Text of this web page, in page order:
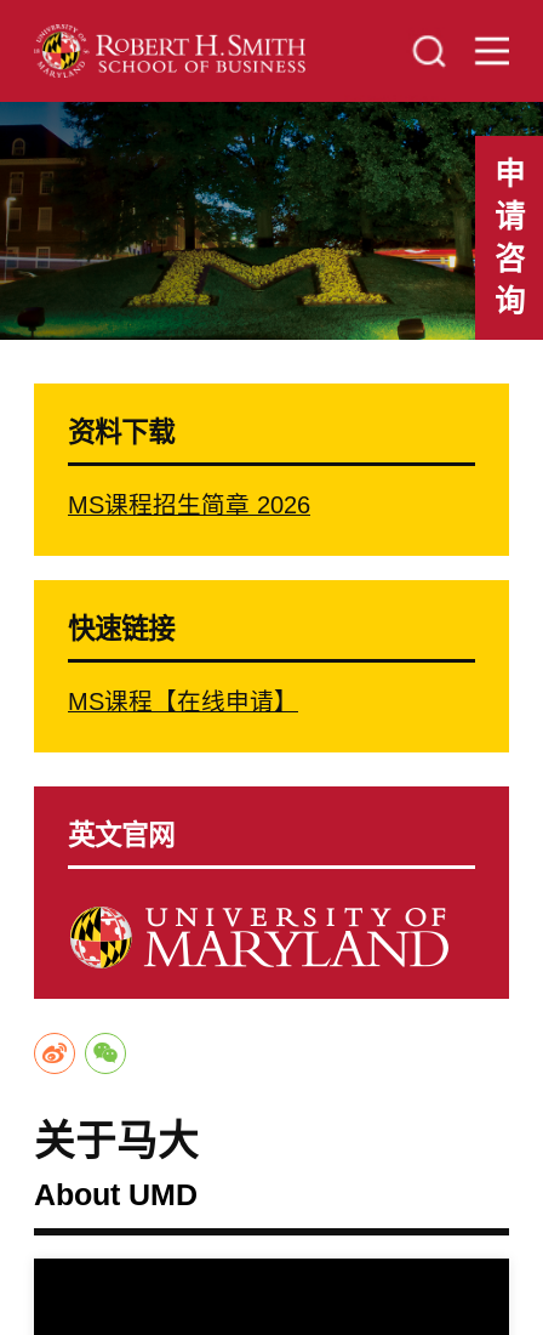
申
请
咨
询
资料下载
MS课程招生简章 2026
快速链接
MS课程【在线申请】
英文官网
关于马大
About UMD